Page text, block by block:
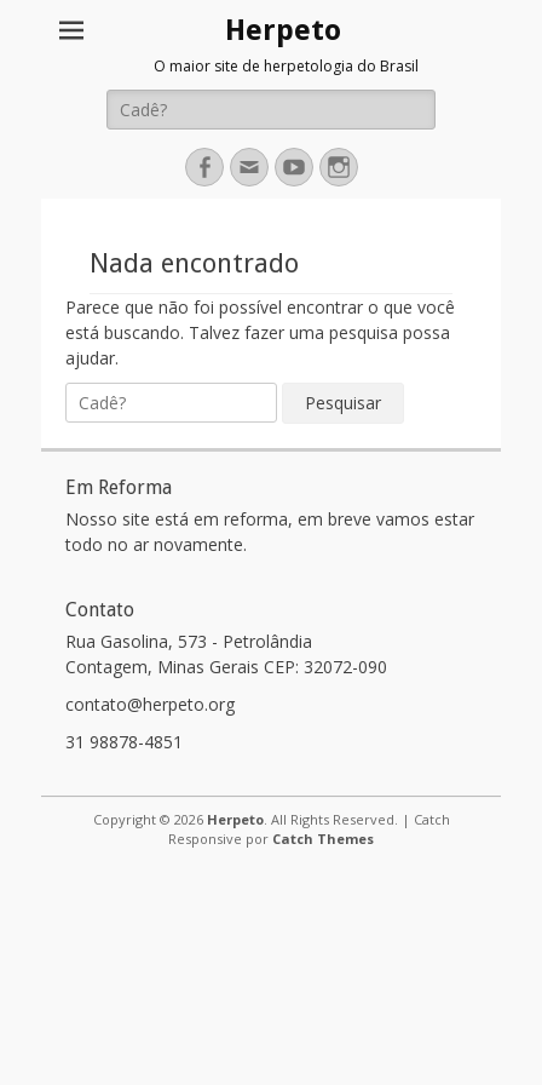
Herpeto
O maior site de herpetologia do Brasil
Pesquisar
por:
Facebook
EmailYouTubeInstagram
Nada encontrado
Parece que não foi possível encontrar o que você
está buscando. Talvez fazer uma pesquisa possa
ajudar.
Pesquisar
por:
Em Reforma
Nosso site está em reforma, em breve vamos estar
todo no ar novamente.
Contato
Rua Gasolina, 573 - Petrolândia
Contagem, Minas Gerais CEP: 32072-090
contato@herpeto.org
31 98878-4851
Copyright © 2026 Herpeto. All Rights Reserved. | Catch
Responsive por Catch Themes